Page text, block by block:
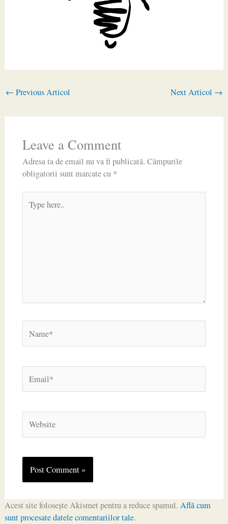
← Previous Articol Next Articol →
Leave a Comment
Adresa ta de email nu va fi publicată. Câmpurile
obligatorii sunt marcate cu *
here..
Acest site folosește Akismet pentru a reduce spamul. Află cum
sunt procesate datele comentariilor tale.